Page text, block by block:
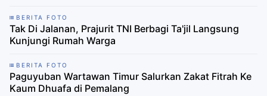
BERITA FOTO
Tak Di Jalanan, Prajurit TNI Berbagi Ta'jil Langsung
Kunjungi Rumah Warga
BERITA FOTO
Paguyuban Wartawan Timur Salurkan Zakat Fitrah Ke
Kaum Dhuafa di Pemalang